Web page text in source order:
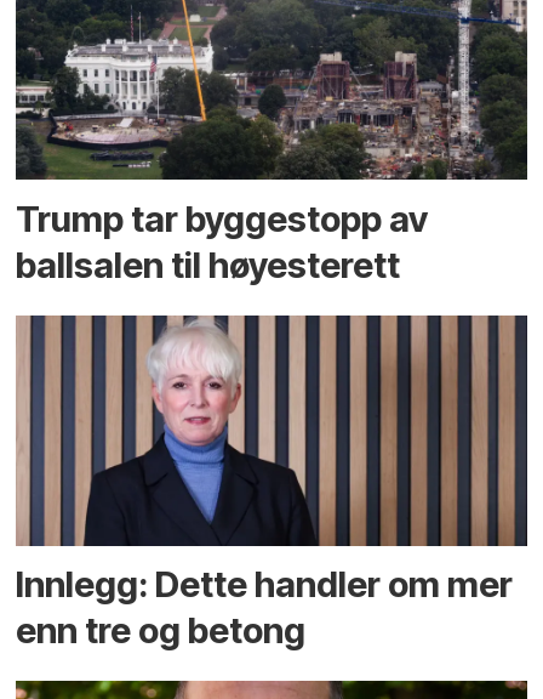
Trump tar byggestopp av
ballsalen til høyesterett
Innlegg: Dette handler om mer
enn tre og betong